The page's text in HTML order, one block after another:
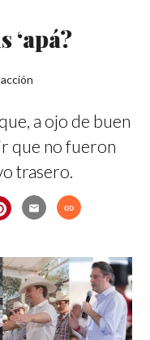
‘apá?
a ojo de buen
que no fueron
trasero.
email link